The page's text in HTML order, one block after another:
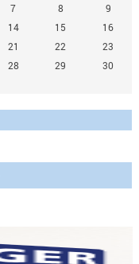
7 8
9
14 15
16
21 22
23
28 29
30